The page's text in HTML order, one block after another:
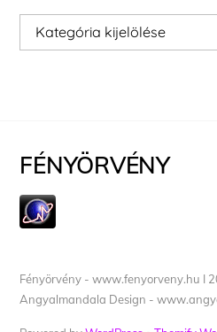
Kategóriák
FÉNYÖRVÉNY
Fényörvény - www.fenyorveny.hu I
Angyalmandala Design -